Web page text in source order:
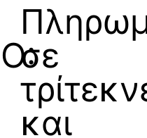
σε
και